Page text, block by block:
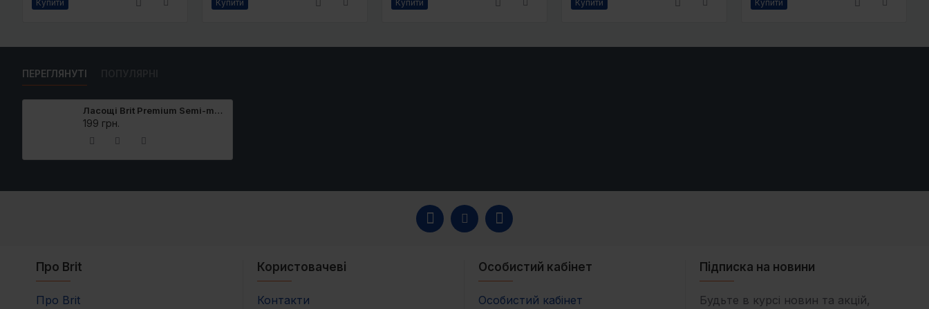
Купити Купити Купити Купити Купити
ПЕРЕГЛЯНУТІ
Ласощі Brit Premium Semi-moist Snacks Beef with Apples напіввологі для cобак з яловичиною і яблуками 180 г
199 грн.
Про Brit
Про Brit
Користовачеві
Контакти
Особистий кабінет
Особистий кабінет
Підписка на новини
Будьте в курсі новин та акцій,